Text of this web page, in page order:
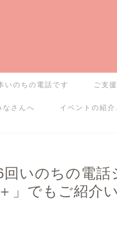
いのちの電話です ご支
なさんへ イベントの紹介
回いのちの電
」でもご紹介